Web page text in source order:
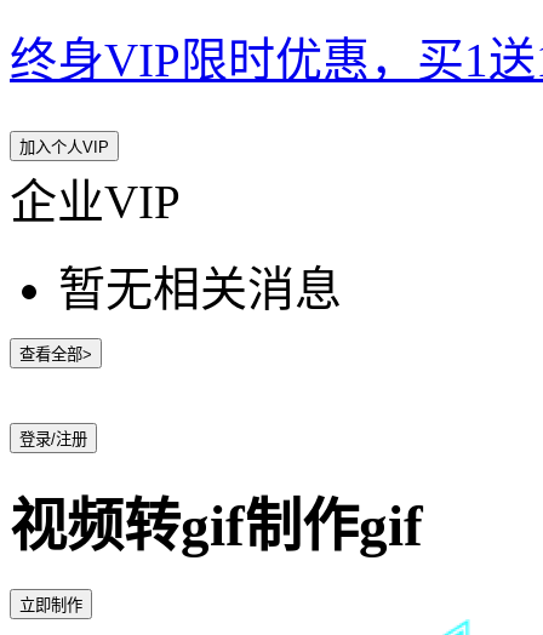
终身VIP限时优惠，买1
加入个人VIP
企业VIP
暂无相关消息
查看全部>
登录/注册
视频转gif制作gif
立即制作